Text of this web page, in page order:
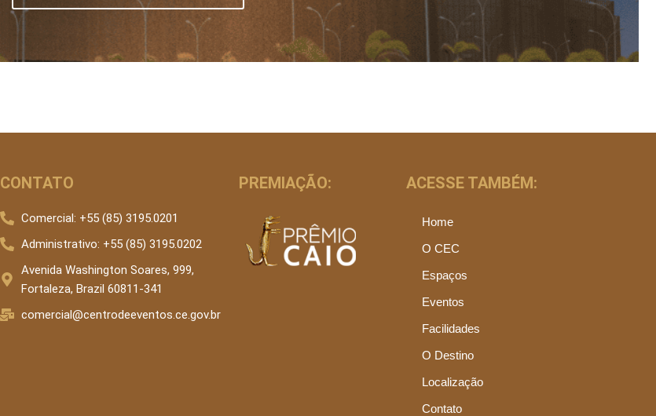
CONTATO
Comercial: +55 (85) 3195.0201
Administrativo: +55 (85) 3195.0202
Avenida Washington Soares, 999,
Fortaleza, Brazil 60811-341
comercial@centrodeeventos.ce.gov.br
PREMIAÇÃO: ACESSE TAMBÉM:
Home
O CEC
Espaços
Eventos
Facilidades
O Destino
Localização
Contato